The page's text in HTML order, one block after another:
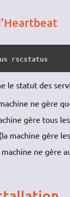
rscstatus
le statut des
ne gère
gère tous
machine gère
ne gère